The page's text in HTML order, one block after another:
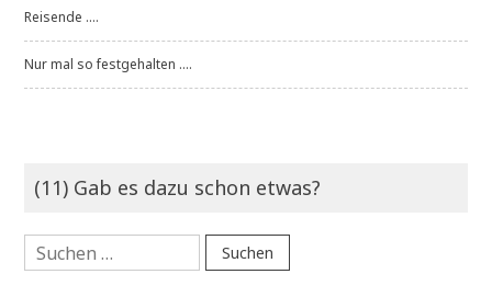
Reisende ....
Nur mal so festgehalten ....
(11) Gab es dazu schon etwas?
Suchen
nach: